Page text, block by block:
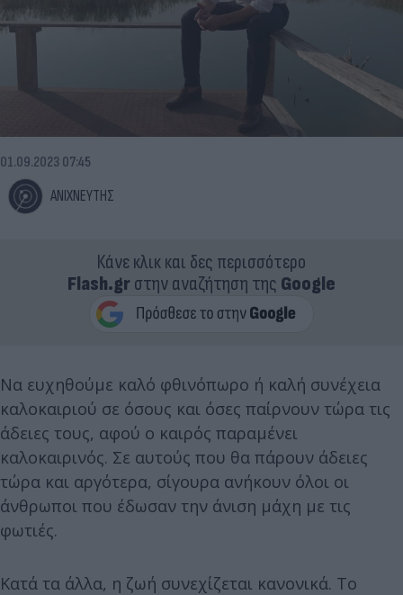
ΑΝΙΧΝΕΥΤΗΣ
01.09.2023 07:45
Κάνε κλικ και δες περισσότερο
Flash.grστην αναζήτηση της Google
Να ευχηθούμε καλό φθινόπωρο ή καλή συνέχεια
καλοκαιριού σε όσους και όσες παίρνουν τώρα τις
άδειες τους, αφού ο καιρός παραμένει
καλοκαιρινός. Σε αυτούς που θα πάρουν άδειες
τώρα και αργότερα, σίγουρα ανήκουν όλοι οι
άνθρωποι που έδωσαν την άνιση μάχη με τις
φωτιές.
Κατά τα άλλα, η ζωή συνεχίζεται κανονικά. Το